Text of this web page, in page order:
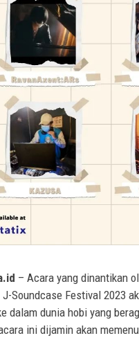
– Acara yang dinantikan
Soundcase Festival 2023
dalam dunia hobi yang
ini dijamin akan